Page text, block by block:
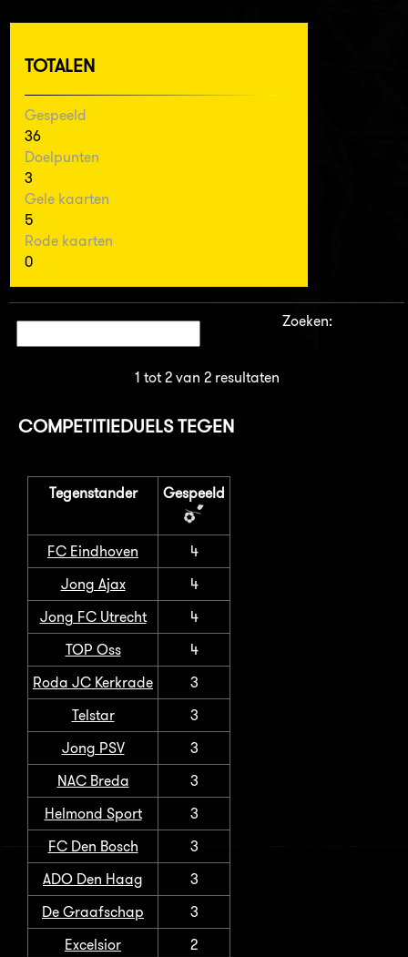
TOTALEN
Gespeeld
36
Doelpunten
3
Gele kaarten
5
Rode kaarten
0
Zoeken:
1 tot 2 van 2 resultaten
COMPETITIEDUELS TEGEN
Tegenstander Gespeeld
FC Eindhoven
4
Jong Ajax
4
Jong FC Utrecht
4
TOP Oss
4
Roda JC Kerkrade
3
Telstar
3
Jong PSV
3
NAC Breda
3
Helmond Sport
3
FC Den Bosch
3
ADO Den Haag
3
De Graafschap
3
Excelsior
2